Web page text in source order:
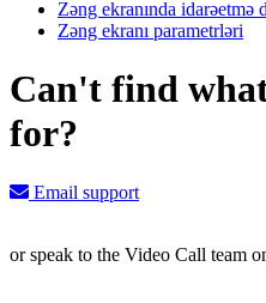
Zəng ekranında
Zəng ekranı parametrləri
Can't find
for?
Email support
or speak to the Video Call team